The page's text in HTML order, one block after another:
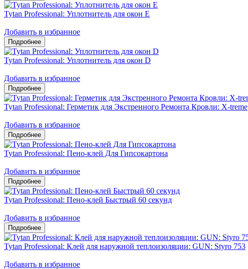
Tytan Professional: Уплотнитель для окон E
Добавить в избранное
Tytan Professional: Уплотнитель для окон D
Добавить в избранное
Tytan Professional: Герметик для Экстренного Ремонта Кровли: X-treme
Добавить в избранное
Tytan Professional: Пено-клей Для Гипсокартона
Добавить в избранное
Tytan Professional: Пено-клей Быстрый 60 секунд
Добавить в избранное
Tytan Professional: Клей для наружной теплоизоляции: GUN: Styro 753
Добавить в избранное